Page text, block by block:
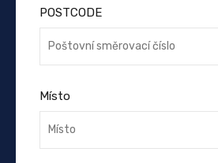
POSTCODE
Místo